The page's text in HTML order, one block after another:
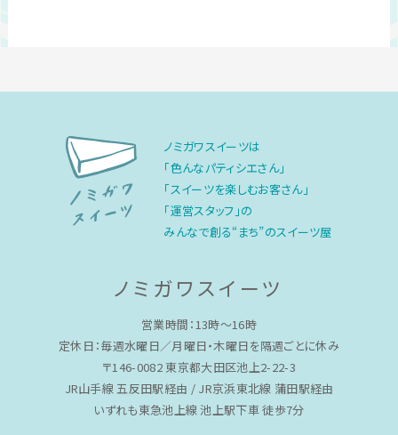
ノミガワスイーツは
「色んなパティシエさん」
「スイーツを楽しむお客さん」
「運営スタッフ」の
みんなで創る“まち”のスイーツ屋
ノミガワスイーツ
営業時間：13時〜16時
定休日：毎週水曜日／月曜日・木曜日を隔週ごとに休み
〒146-0082 東京都大田区池上2-22-3
JR山手線 五反田駅経由 / JR京浜東北線 蒲田駅経由
いずれも東急池上線 池上駅下車 徒歩7分